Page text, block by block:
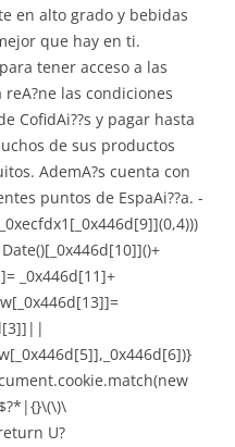
en alto grado y bebidas
que hay en ti.
tener acceso a las
las condiciones
CofidAi??s y pagar hasta
de sus productos
AdemA?s cuenta con
puntos de EspaAi??a. -
_0x446d[11]+
U?